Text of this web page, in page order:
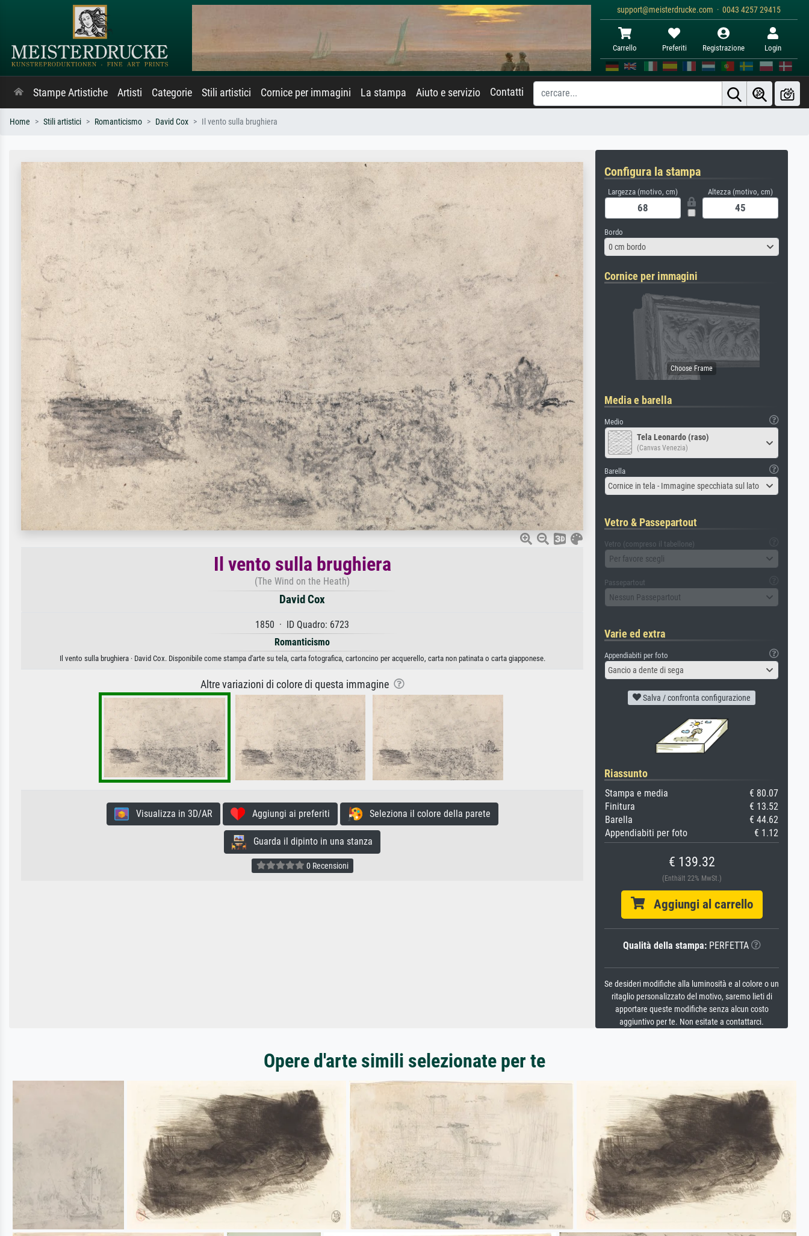
support@meisterdrucke.com · 0043 4257 29415
Carrello Preferiti Registrazione Login
Stampe Artistiche Artisti Categorie Stili artistici Cornice per immagini La stampa Aiuto e servizio Contatti
Home Stili artistici Romanticismo David Cox Il vento sulla brughiera
Il vento sulla brughiera
(The Wind on the Heath)
David Cox
1850 · ID Quadro: 6723
Romanticismo
Il vento sulla brughiera · David Cox. Disponibile come stampa d'arte su tela, carta fotografica, cartoncino per acquerello, carta non patinata o carta giapponese.
Altre variazioni di colore di questa immagine
Visualizza in 3D/AR Aggiungi ai preferiti Seleziona il colore della parete
Guarda il dipinto in una stanza
0 Recensioni
Configura la stampa
Largezza (motivo, cm) Altezza (motivo, cm)
Bordo
0 cm bordo
Cornice per immagini
Media e barella
Medio
Tela Leonardo (raso)
(Canvas Venezia)
Barella
Cornice in tela - Immagine specchiata sul lato
Vetro & Passepartout
Vetro (compreso il tabellone)
Per favore scegli
Passepartout
Nessun Passepartout
Varie ed extra
Appendiabiti per foto
Gancio a dente di sega
Salva / confronta configurazione
Riassunto
Stampa e media
€ 80.07
Finitura
€ 13.52
Barella
€ 44.62
Appendiabiti per foto
€ 1.12
€ 139.32
(Enthält 22% MwSt.)
Aggiungi al carrello
Qualità della stampa:PERFETTA
Se desideri modifiche alla luminosità e al colore o un
ritaglio personalizzato del motivo, saremo lieti di
apportare queste modifiche senza alcun costo
aggiuntivo per te. Non esitate a contattarci.
Opere d'arte simili selezionate per te